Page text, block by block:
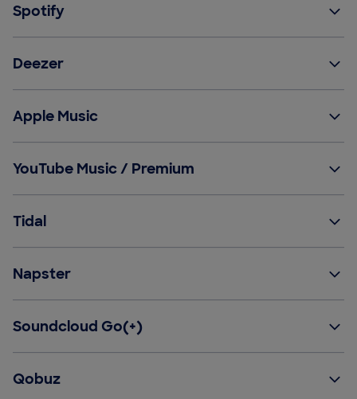
Spotify
Deezer
Apple Music
YouTube Music / Premium
Tidal
Napster
Soundcloud Go(+)
Qobuz